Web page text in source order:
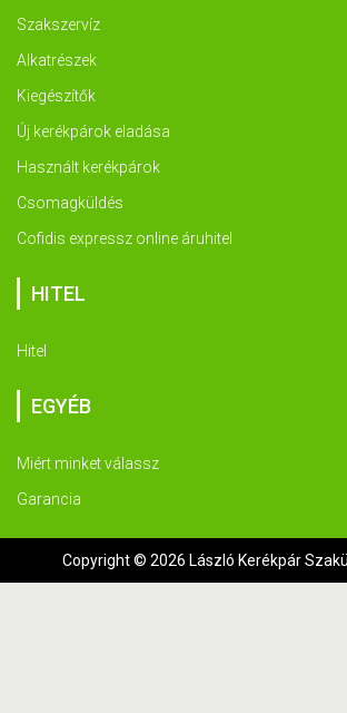
Szakszervíz
Alkatrészek
Kiegészítők
Új kerékpárok eladása
Használt kerékpárok
Csomagküldés
Cofidis expressz online áruhitel
HITEL
Hitel
EGYÉB
Miért minket válassz
Garancia
Copyright © 2026 László Kerékpár